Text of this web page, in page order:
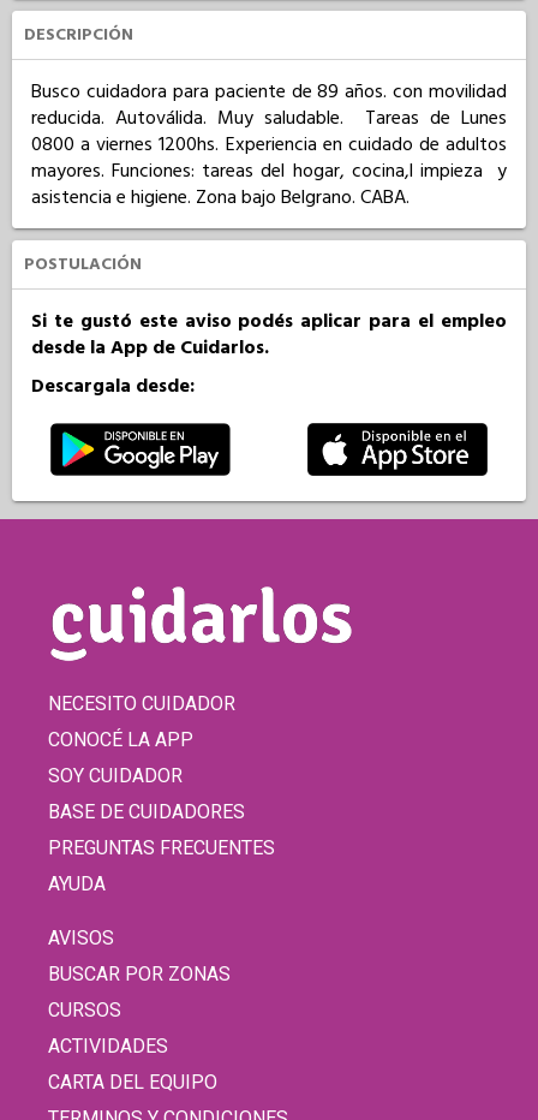
DESCRIPCIÓN
Busco cuidadora para paciente de 89 años. con movilidad
reducida. Autoválida. Muy saludable.  Tareas de Lunes
0800 a viernes 1200hs. Experiencia en cuidado de adultos
mayores. Funciones: tareas del hogar, cocina,l impieza  y
asistencia e higiene. Zona bajo Belgrano. CABA.
POSTULACIÓN
Si te gustó este aviso podés aplicar para el empleo
desde la App de Cuidarlos.
Descargala desde:
NECESITO CUIDADOR
CONOCÉ LA APP
SOY CUIDADOR
BASE DE CUIDADORES
PREGUNTAS FRECUENTES
AYUDA
AVISOS
BUSCAR POR ZONAS
CURSOS
ACTIVIDADES
CARTA DEL EQUIPO